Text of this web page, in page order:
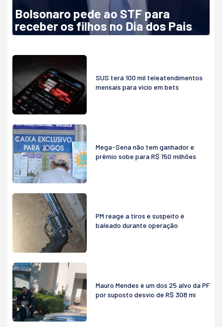
Bolsonaro pede ao STF para
receber os filhos no Dia dos Pais
SUS terá 100 mil teleatendimentos
mensais para vício em bets
Mega-Sena não tem ganhador e
prêmio sobe para R$ 150 milhões
PM reage a tiros e suspeito é
baleado durante operação
Mauro Mendes é um dos 25 alvo da PF
por suposto desvio de R$ 308 mi